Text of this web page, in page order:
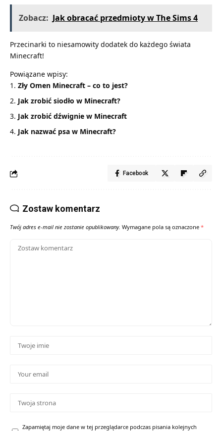
Zobacz: Jak obracać przedmioty w The Sims 4
Przecinarki to niesamowity dodatek do każdego świata
Minecraft!
Powiązane wpisy:
Zły Omen Minecraft – co to jest?
Jak zrobić siodło w Minecraft?
Jak zrobić dźwignie w Minecraft
Jak nazwać psa w Minecraft?
Facebook
Zostaw komentarz
Twój adres e-mail nie zostanie opublikowany. Wymagane pola są oznaczone *
Zapamiętaj moje dane w tej przeglądarce podczas pisania kolejnych